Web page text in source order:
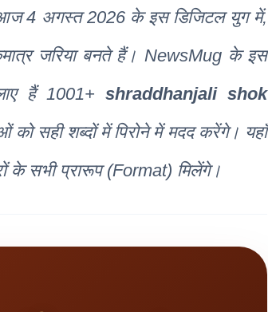
आज 4 अगस्त 2026 के इस डिजिटल युग में,
जरिया बनते हैं। NewsMug के इस
हैं 1001+ shraddhanjali shok
सही शब्दों में पिरोने में मदद करेंगे। यहाँ
के सभी प्रारूप (Format) मिलेंगे।